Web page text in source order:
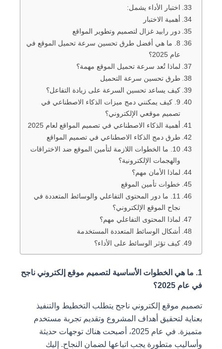
اختبار الأداء يشمل:
أهمية الاختبار
دور رابيد غزال لتصميم وتطوير المواقع
8. ما هي أفضل طرق تحسين سرعة تحميل الموقع في
عام 2025؟
لماذا تُعد سرعة تحميل الموقع مهمة؟
طرق تحسين سرعة التحميل
كيف يساعد تحسين السرعة على زيادة التفاعل؟
9. كيف يمكنني دمج ميزات الذكاء الاصطناعي في
تصميم موقعي الإلكتروني؟
أهمية الذكاء الاصطناعي في تصميم المواقع لعام 2025
طرق دمج الذكاء الاصطناعي في تصميم المواقع
10. ما الخطوات اللازمة لتأمين الموقع ضد الاختراقات
والهجمات الإلكترونية؟
لماذا الأمان مهم؟
خطوات تأمين الموقع
11. ما دور المحتوى التفاعلي والوسائط المتعددة في
نجاح الموقع الإلكتروني؟
لماذا المحتوى التفاعلي مهم؟
أشكال الوسائط المتعددة المستخدمة
كيف تؤثر الوسائط على الأداء؟
1. ما هي الخطوات الأساسية لتصميم موقع إلكتروني ناجح
في عام 2025؟
تصميم موقع إلكتروني ناجح يتطلب التخطيط والتنفيذ
بعناية لتحقيق أهداف المشروع وتقديم تجربة مستخدم
متميزة. في عام 2025، أصبحت هناك توجهات حديثة
وأساليب متطورة يجب اتباعها لضمان النجاح. إليك